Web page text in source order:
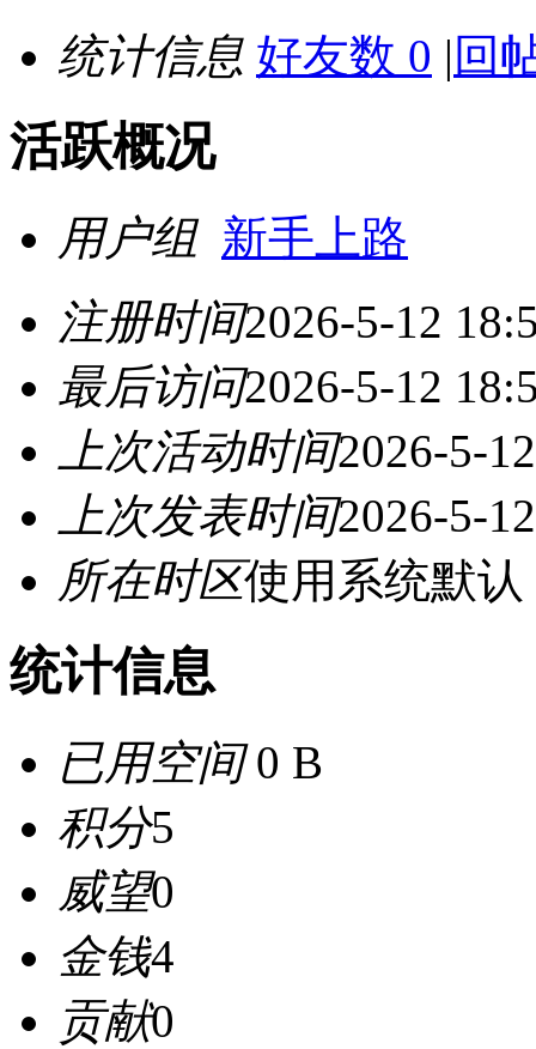
统计信息 好友数 0 | 回
活跃概况
用户组 新手上路
注册时间2026-5-12
最后访问2026-5-12
上次活动时间2026-5-
上次发表时间2026-5-
所在时区使用系统默认
统计信息
已用空间0 B
积分5
威望0
金钱4
贡献0